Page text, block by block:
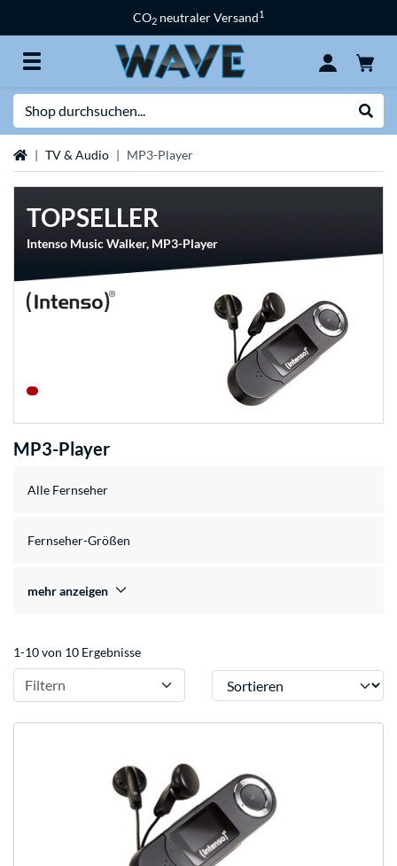
CO2 neutraler Versand1
StartseiteTV & Audio MP3-Player
TOPSELLER
Intenso Music Walker, MP3-Player
MP3-Player
Alle Fernseher
Fernseher-Größen
mehr anzeigen
1-10 von 10 Ergebnisse
Filtern Sortieren